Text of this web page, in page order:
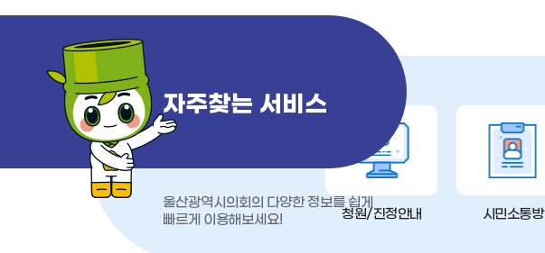
자주찾는 서비스
울산광역시의회의 다양한 정보를 쉽게
빠르게 이용해보세요!
청원/진정안내 시민소통방